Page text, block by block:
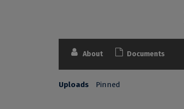
About Documents
Uploads Pinned